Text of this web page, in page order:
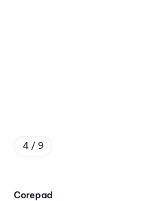
Đến mục 4
4 / 9
Corepad